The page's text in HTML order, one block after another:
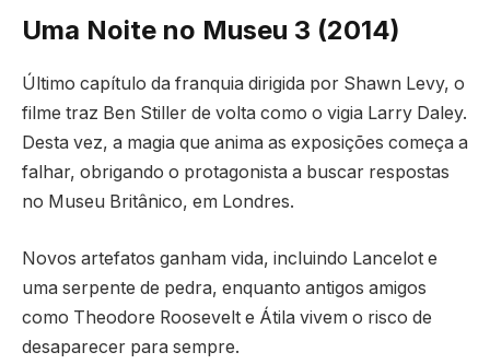
Uma Noite no Museu 3 (2014)
Último capítulo da franquia dirigida por Shawn Levy, o
filme traz Ben Stiller de volta como o vigia Larry Daley.
Desta vez, a magia que anima as exposições começa a
falhar, obrigando o protagonista a buscar respostas
no Museu Britânico, em Londres.
Novos artefatos ganham vida, incluindo Lancelot e
uma serpente de pedra, enquanto antigos amigos
como Theodore Roosevelt e Átila vivem o risco de
desaparecer para sempre.